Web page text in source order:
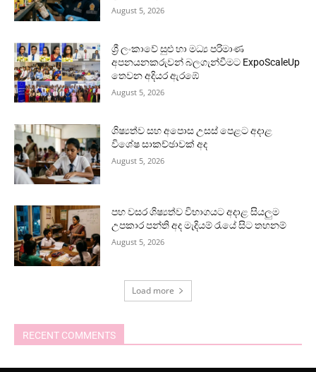
August 5, 2026
ශ්‍රී ලංකාවේ සුළු හා මධ්‍ය පරිමාණ
අපනයනකරුවන් බලගැන්වීමට ExpoScaleUp
තෙවන අදියර ඇරඹේ
August 5, 2026
ශිෂ්‍යත්ව සහ අපොස උසස් පෙළට අදාළ
විශේෂ සාකච්ඡාවක් අද
August 5, 2026
පහ වසර ශිෂ්‍යත්ව විභාගයට අදාළ සියලුම
උපකාර පන්ති අද මැදියම් රැයේ සිට තහනම්
August 5, 2026
Load more
RECENT COMMENTS